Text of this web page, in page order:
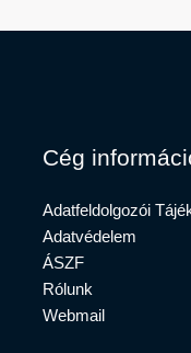
Cég
Adatfeldolgozói
Adatvédelem
ÁSZF
Rólunk
Webmail